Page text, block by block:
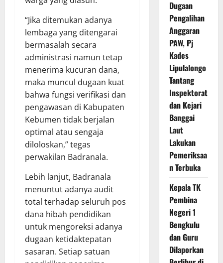
“Jika ditemukan adanya
lembaga yang ditengarai
bermasalah secara
administrasi namun tetap
menerima kucuran dana,
maka muncul dugaan kuat
bahwa fungsi verifikasi dan
pengawasan di Kabupaten
Kebumen tidak berjalan
optimal atau sengaja
diloloskan,” tegas
perwakilan Badranala.
Lebih lanjut, Badranala
menuntut adanya audit
total terhadap seluruh pos
dana hibah pendidikan
untuk mengoreksi adanya
dugaan ketidaktepatan
sasaran. Setiap satuan
Dugaan
Pengalihan
Anggaran
PAW, Pj
Kades
Lipulalongo
Tantang
Inspektorat
dan Kejari
Banggai
Laut
Lakukan
Pemeriksaa
n Terbuka
Kepala TK
Pembina
Negeri 1
Bengkulu
dan Guru
Dilaporkan